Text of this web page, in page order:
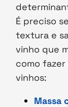
É preciso
textura e
vinho que
como fazer
vinhos:
Massa